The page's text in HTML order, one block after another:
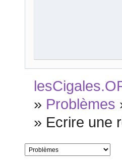
» Problèmes
» Ecrire une